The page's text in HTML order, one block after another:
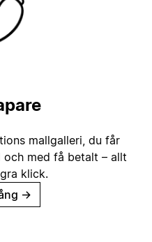
mallgalleri, du får
med få betalt – allt
klick.
→